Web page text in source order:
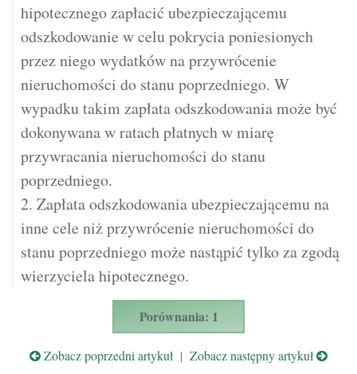
hipotecznego zapłacić ubezpieczającemu
odszkodowanie w celu pokrycia poniesionych
przez niego wydatków na przywrócenie
nieruchomości do stanu poprzedniego. W
wypadku takim zapłata odszkodowania może być
dokonywana w ratach płatnych w miarę
przywracania nieruchomości do stanu
poprzedniego.
2. Zapłata odszkodowania ubezpieczającemu na
inne cele niż przywrócenie nieruchomości do
stanu poprzedniego może nastąpić tylko za zgodą
wierzyciela hipotecznego.
Porównania: 1
Zobacz poprzedni artykuł | Zobacz następny artykuł